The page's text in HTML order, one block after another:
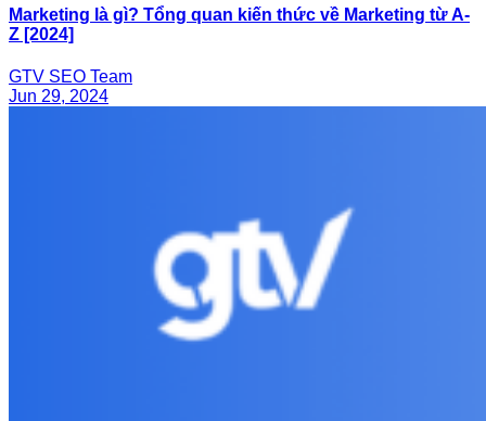
Marketing là gì? Tổng quan kiến thức về Marketing từ A-
Z [2024]
GTV SEO Team
Jun 29, 2024